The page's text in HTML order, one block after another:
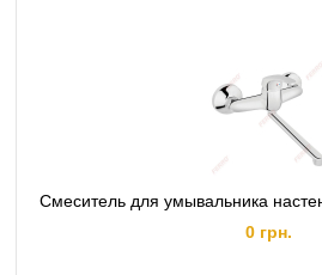
Смеситель для умывальника
0 грн.